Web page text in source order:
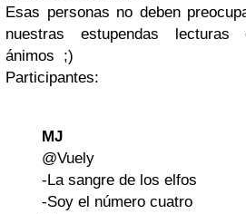
Esas personas no deben
nuestras estupendas lecturas
ánimos ;)
Participantes:
MJ
@Vuely
-La sangre de los elfos
-Soy el número cuatro